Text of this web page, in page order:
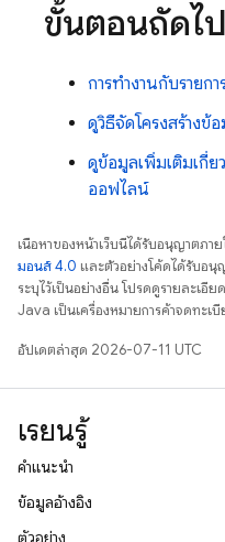
ขั้นตอนถัดไป
การทำงานกับรายก
ดูวิธีจัดโครงสร้างข้
ดูข้อมูลเพิ่มเติมเกี่
ออฟไลน์
เนื้อหาของหน้าเว็บนี้ได้รับอนุญาตภาย
มอนส์ 4.0 และตัวอย่างโค้ดได้รับอนุ
ระบุไว้เป็นอย่างอื่น โปรดดูรายละเอีย
Java เป็นเครื่องหมายการค้าจดทะ
อัปเดตล่าสุด 2026-07-11 UTC
เรียนรู้
คำแนะนำ
ข้อมูลอ้างอิง
ตัวอย่าง